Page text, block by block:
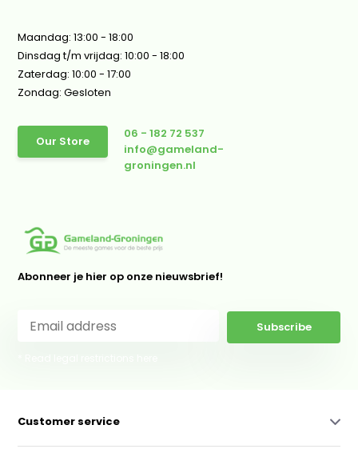
Maandag: 13:00 - 18:00
Dinsdag t/m vrijdag: 10:00 - 18:00
Zaterdag: 10:00 - 17:00
Zondag: Gesloten
Our Store
06 - 182 72 537
info@gameland-
groningen.nl
Abonneer je hier op onze nieuwsbrief!
Subscribe
Customer service